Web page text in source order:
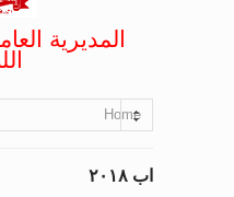
المديرية
Home
اب ٢٠١٨